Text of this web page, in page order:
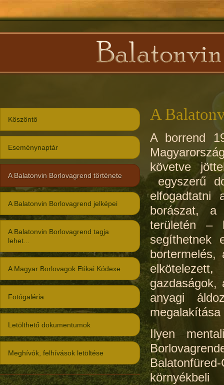
Köszöntő
Eseménynaptár
A Balatonvin Borlovagrend története
A Balatonvin Borlovagrend jelképei
A Balatonvin Borlovagrend tagja
lehet...
A Magyar Borlovagok Etikai Kódexe
Fotógaléria
Letölthető dokumentumok
Meghívók, felhívások letöltése
A
A borrend
követve
egyszerű
elfogadtatni
borászat, a
területén –
segíthetnek
gazdaságok,
anyagi
Ilyen